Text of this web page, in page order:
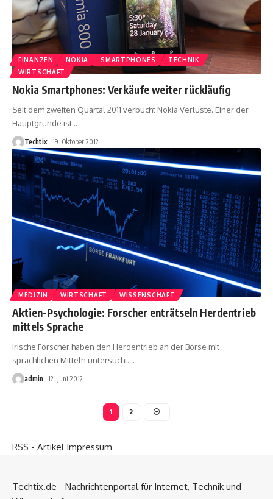
FINANZEN NOKIA SMARTPHONES
TECHNIK
WIRTSCHAFT
Nokia Smartphones: Verkäufe weiter rückläufig
Seit dem zweiten Quartal 2011 verbucht Nokia Verluste. Einer der
Hauptgründe ist…
Techtix 19. Oktober 2012
MEDIZIN WIRTSCHAFT WISSENSCHAFT
Aktien-Psychologie: Forscher enträtseln Herdentrieb
mittels Sprache
Irische Forscher haben den Herdentrieb an der Börse mit
sprachlichen Mitteln untersucht.…
admin 12. Juni 2012
1 2
RSS - Artikel Impressum
Techtix.de - Nachrichtenportal für Internet, Technik und